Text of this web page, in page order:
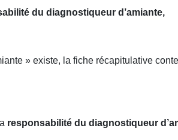
du diagnostiqueur d’amiante,
» existe, la fiche récapitulative
responsabilité du diagnostiqueur